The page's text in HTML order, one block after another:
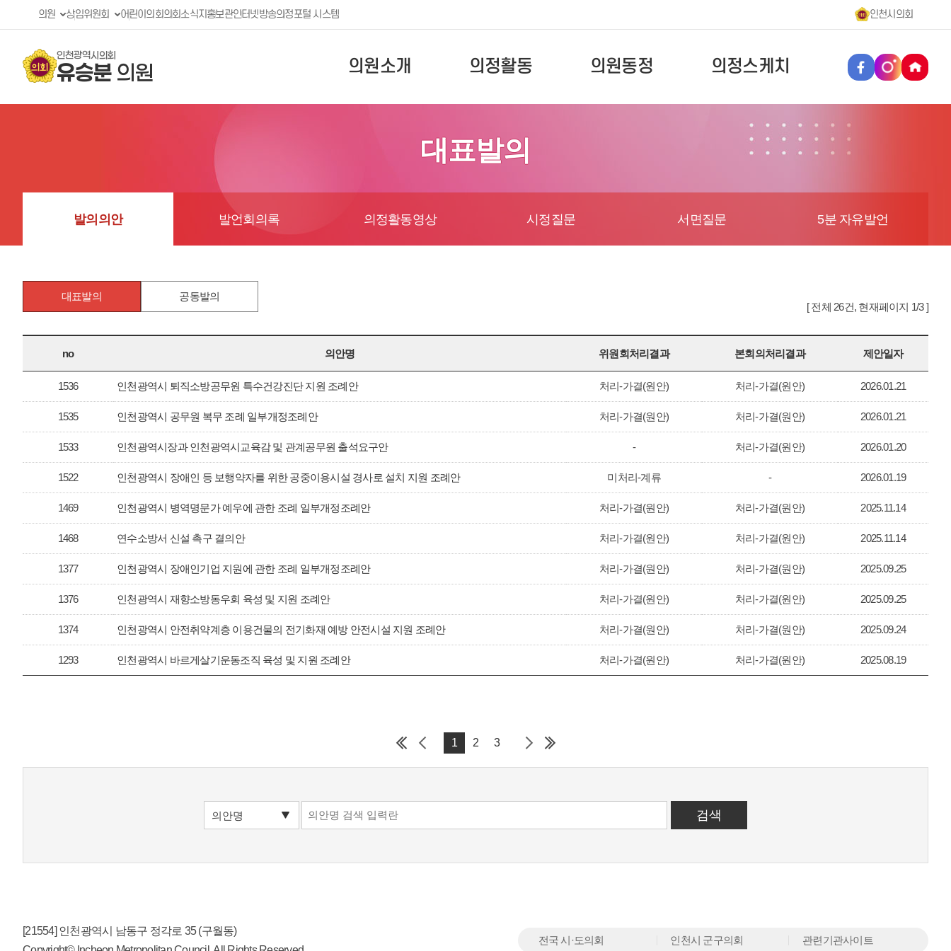
의원 상임위원회 어린이의회의회소식지 홍보관인터넷방송의정포털 시스템 인천시의회
인천광역시의회
유승분 의원 의원소개 의정활동 의원동정 의정스케치
대표발의
발의의안 발언회의록 의정활동영상 시정질문 서면질문 5분 자유발언
대표발의
공동발의
[ 전체 26건, 현재페이지 1/3 ]
no 의안명 위원회처리결과 본회의처리결과 제안일자
1536 인천광역시 퇴직소방공무원 특수건강진단 지원 조례안 처리-가결(원안) 처리-가결(원안) 2026.01.21
1535 인천광역시 공무원 복무 조례 일부개정조례안 처리-가결(원안) 처리-가결(원안) 2026.01.21
1533 인천광역시장과 인천광역시교육감 및 관계공무원 출석요구안 - 처리-가결(원안) 2026.01.20
1522 인천광역시 장애인 등 보행약자를 위한 공중이용시설 경사로 설치 지원 조례안 미처리-계류 - 2026.01.19
1469 인천광역시 병역명문가 예우에 관한 조례 일부개정조례안 처리-가결(원안) 처리-가결(원안) 2025.11.14
1468 연수소방서 신설 촉구 결의안 처리-가결(원안) 처리-가결(원안) 2025.11.14
1377 인천광역시 장애인기업 지원에 관한 조례 일부개정조례안 처리-가결(원안) 처리-가결(원안) 2025.09.25
1376 인천광역시 재향소방동우회 육성 및 지원 조례안 처리-가결(원안) 처리-가결(원안) 2025.09.25
1374 인천광역시 안전취약계층 이용건물의 전기화재 예방 안전시설 지원 조례안 처리-가결(원안) 처리-가결(원안) 2025.09.24
1293 인천광역시 바르게살기운동조직 육성 및 지원 조례안 처리-가결(원안) 처리-가결(원안) 2025.08.19
1 2 3
[21554] 인천광역시 남동구 정각로 35 (구월동)
전국 시·도의회 인천시 군구의회 관련기관사이트